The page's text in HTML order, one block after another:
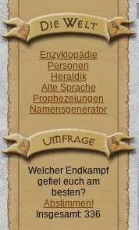
Enzyklopädie
Personen
Heraldik
Alte Sprache
Prophezeiungen
Namensgenerator
Welcher Endkampf
gefiel euch am
besten?
Abstimmen!
Insgesamt: 336